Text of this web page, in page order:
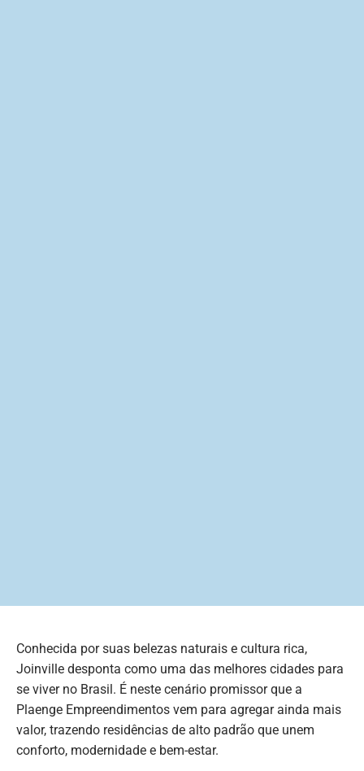
Conhecida por suas belezas naturais e cultura rica,
Joinville desponta como uma das melhores cidades para
se viver no Brasil. É neste cenário promissor que a
Plaenge Empreendimentos vem para agregar ainda mais
valor, trazendo residências de alto padrão que unem
conforto, modernidade e bem-estar.